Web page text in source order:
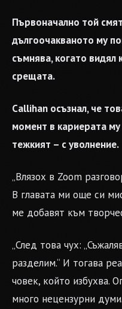
Първоначално той
дългоочакваното му
съмнява, когато видял
срещата.
Callihan осъзнал, че
момент в кариерата
тежкият – с уволнение.
„Влязох в Zoom
В главата ми още си
ме добавят към
„След това чух:
разделим.“ И тогава
човек, който избухва.
много нецензурни